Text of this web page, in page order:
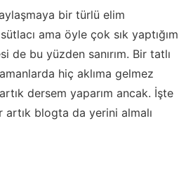
bir türlü elim
ama öyle çok sık yaptığım
bu yüzden sanırım. Bir tatlı
hiç aklıma gelmez
dersem yaparım ancak. İşte
blogta da yerini almalı